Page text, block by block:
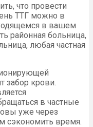
что провести
ТТГ можно в
в вашем
районная больница,
любая частная
забор крови.
в частные
уже через
сэкономить время.